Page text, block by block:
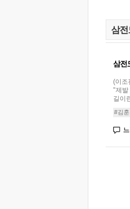
삼전
(이조
"제발
길이
#김훈